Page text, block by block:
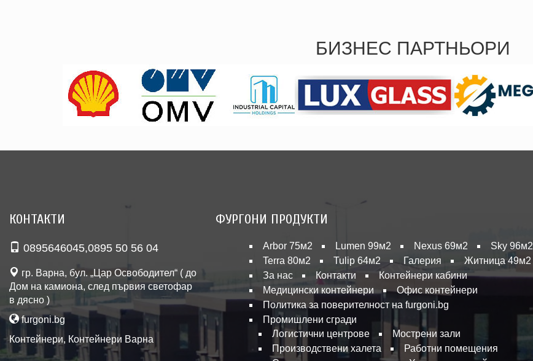
БИЗНЕС ПАРТНЬОРИ
КОНТАКТИ
0895646045,0895 50 56 04
гр. Варна, бул. „Цар Освободител“ ( до
Дом на камиона, след първия светофар
в дясно )
furgoni.bg
Контейнери, Контейнери Варна
ФУРГОНИ ПРОДУКТИ
Arbor 75м2 Lumen 99м2 Nexus 69м2
Sky 96м2
Terra 80м2
Tulip 64м2 Галерия
Житница 49м2
За нас
Контакти
Контейнери кабини
Медицински контейнери
Офис контейнери
Политика за поверителност на furgoni.bg
Промишлени сгради
Логистични центрове
Мострени зали
Производствени халета
Работни помещения